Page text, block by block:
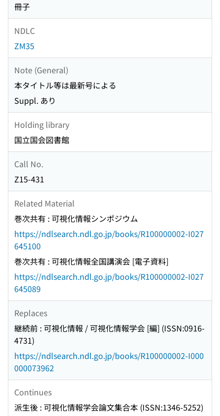
冊子
NDLC
ZM35
Note (General)
本タイトル等は最新号による
Suppl. あり
Holding library
国立国会図書館
Call No.
Z15-431
Related Material
巻次共有 : 可視化情報シンポジウム
https://ndlsearch.ndl.go.jp/books/R100000002-I027
645100
巻次共有 : 可視化情報全国講演会 [電子資料]
https://ndlsearch.ndl.go.jp/books/R100000002-I027
645089
Replaces
継続前 : 可視化情報 / 可視化情報学会 [編] (ISSN:0916-
4731)
https://ndlsearch.ndl.go.jp/books/R100000002-I000
000073962
Continues
派生後 : 可視化情報学会論文集合本 (ISSN:1346-5252)